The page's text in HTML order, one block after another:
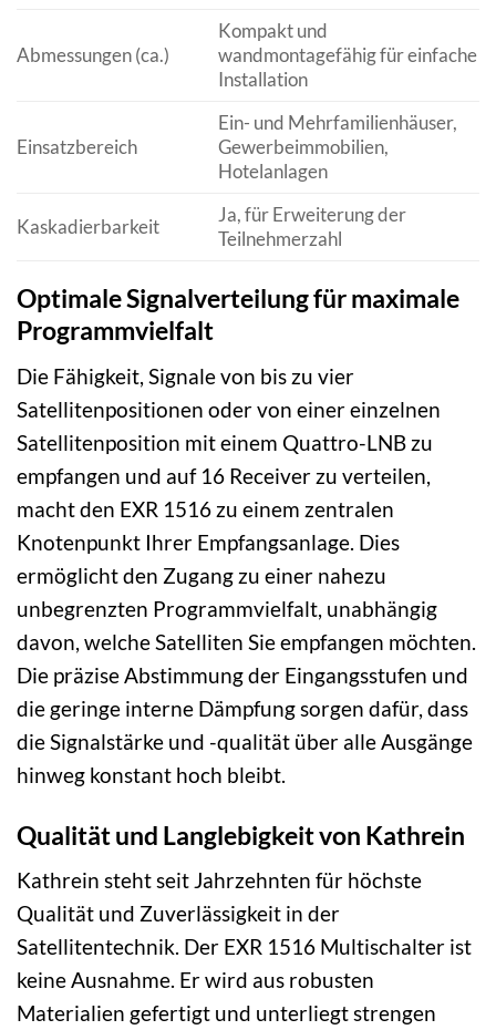
Abmessungen (ca.)
Kompakt und
wandmontagefähig für einfache
Installation
Einsatzbereich
Ein- und Mehrfamilienhäuser,
Gewerbeimmobilien,
Hotelanlagen
Kaskadierbarkeit
Ja, für Erweiterung der
Teilnehmerzahl
Optimale Signalverteilung für maximale
Programmvielfalt
Die Fähigkeit, Signale von bis zu vier
Satellitenpositionen oder von einer einzelnen
Satellitenposition mit einem Quattro-LNB zu
empfangen und auf 16 Receiver zu verteilen,
macht den EXR 1516 zu einem zentralen
Knotenpunkt Ihrer Empfangsanlage. Dies
ermöglicht den Zugang zu einer nahezu
unbegrenzten Programmvielfalt, unabhängig
davon, welche Satelliten Sie empfangen möchten.
Die präzise Abstimmung der Eingangsstufen und
die geringe interne Dämpfung sorgen dafür, dass
die Signalstärke und -qualität über alle Ausgänge
hinweg konstant hoch bleibt.
Qualität und Langlebigkeit von Kathrein
Kathrein steht seit Jahrzehnten für höchste
Qualität und Zuverlässigkeit in der
Satellitentechnik. Der EXR 1516 Multischalter ist
keine Ausnahme. Er wird aus robusten
Materialien gefertigt und unterliegt strengen